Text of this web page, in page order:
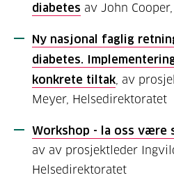
diabetes av John
Ny nasjonal faglig
diabetes.
konkrete tiltak, av
Meyer, Helsedirektoratet
Workshop - la oss være
av av prosjektleder
Helsedirektoratet